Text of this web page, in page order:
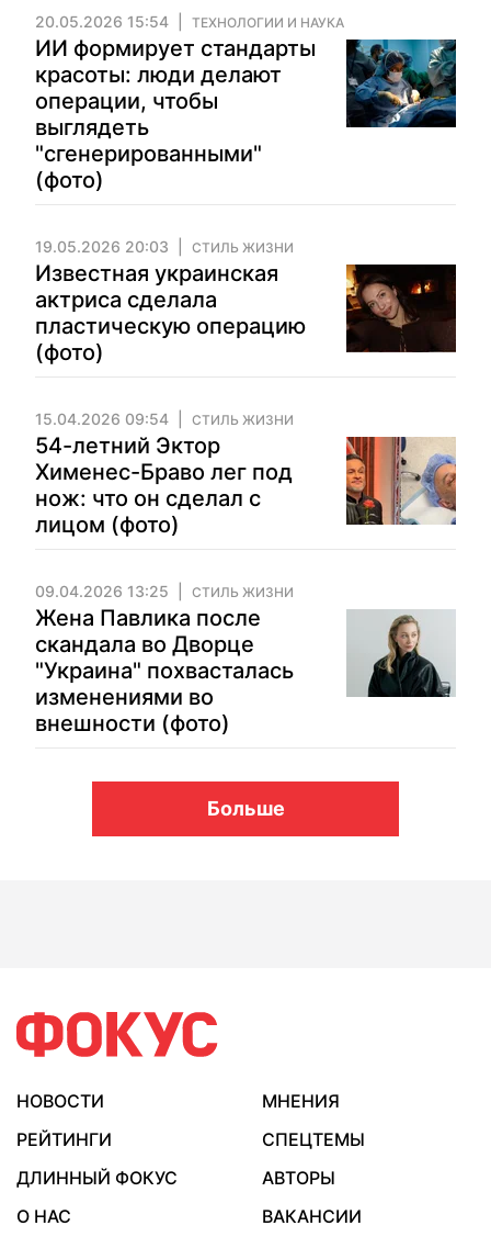
20.05.2026 15:54 ТЕХНОЛОГИИ И НАУКА
ИИ формирует стандарты
красоты: люди делают
операции, чтобы
выглядеть
"сгенерированными"
(фото)
19.05.2026 20:03 СТИЛЬ ЖИЗНИ
Известная украинская
актриса сделала
пластическую операцию
(фото)
15.04.2026 09:54 СТИЛЬ ЖИЗНИ
54-летний Эктор
Хименес-Браво лег под
нож: что он сделал с
лицом (фото)
09.04.2026 13:25 СТИЛЬ ЖИЗНИ
Жена Павлика после
скандала во Дворце
"Украина" похвасталась
изменениями во
внешности (фото)
Больше
НОВОСТИ
МНЕНИЯ
РЕЙТИНГИ
СПЕЦТЕМЫ
ДЛИННЫЙ ФОКУС
АВТОРЫ
О НАС
ВАКАНСИИ